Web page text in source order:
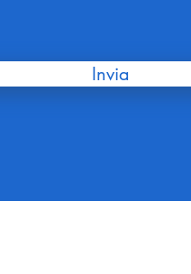
Invia